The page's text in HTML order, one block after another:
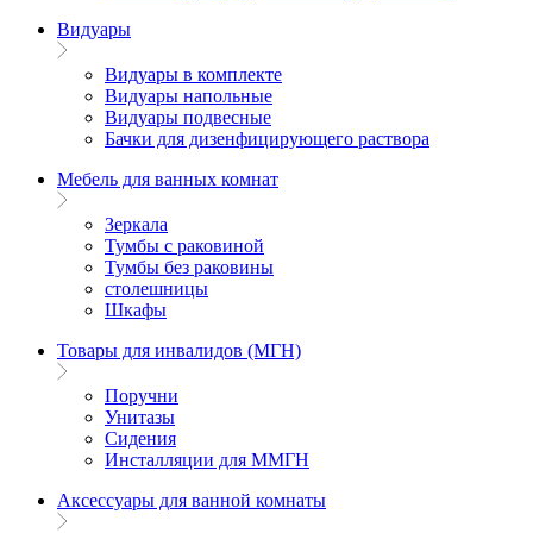
Видуары
Видуары в комплекте
Видуары напольные
Видуары подвесные
Бачки для дизенфицирующего раствора
Мебель для ванных комнат
Зеркала
Тумбы с раковиной
Тумбы без раковины
столешницы
Шкафы
Товары для инвалидов (МГН)
Поручни
Унитазы
Сидения
Инсталляции для ММГН
Аксессуары для ванной комнаты